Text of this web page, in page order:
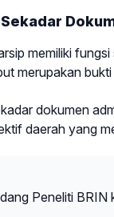
memiliki
merupakan
dokumen
daerah yang
Peneliti BRIN